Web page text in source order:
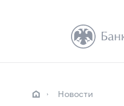
Новости